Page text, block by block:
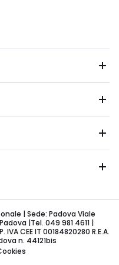
| Sede: Padova Viale
|Tel. 049 981 4611 |
CEE IT 00184820280 R.E.A.
n. 44121bis